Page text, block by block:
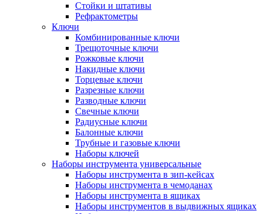
Стойки и штативы
Рефрактометры
Ключи
Комбинированные ключи
Трещоточные ключи
Рожковые ключи
Накидные ключи
Торцевые ключи
Разрезные ключи
Разводные ключи
Свечные ключи
Радиусные ключи
Балонные ключи
Трубные и газовые ключи
Наборы ключей
Наборы инструмента универсальные
Наборы инструмента в зип-кейсах
Наборы инструмента в чемоданах
Наборы инструмента в ящиках
Наборы инструментов в выдвижных ящиках